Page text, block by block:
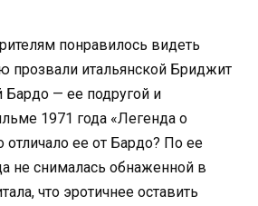
понравилось видеть
прозвали итальянской Бриджит
Бардо — ее подругой и
1971 года «Легенда о
отличало ее от Бардо? По ее
не снималась обнаженной в
что эротичнее оставить